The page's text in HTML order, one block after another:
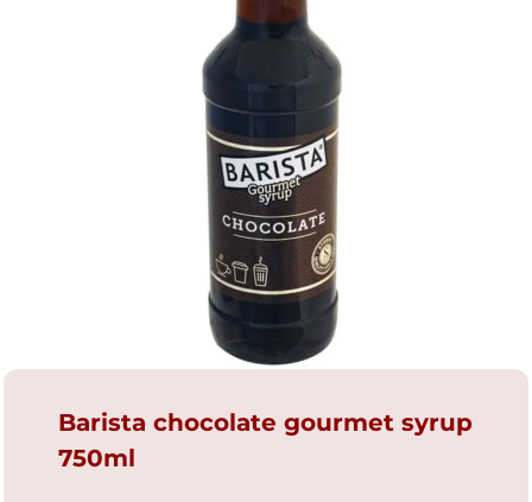
Barista chocolate gourmet syrup
750ml